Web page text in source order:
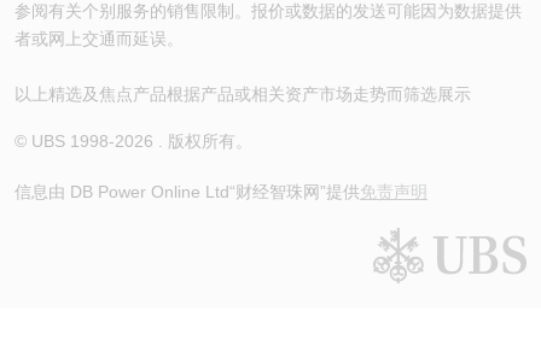
参阅有关个别服务的销售限制。报价或数据的发送可能因为数据提供
者或网上交通而延误。
以上精选及焦点产品根据产品或相关资产市场走势而筛选展示
© UBS 1998-2026 . 版权所有。
信息由 DB Power Online Ltd“财经智珠网”提供免责声明